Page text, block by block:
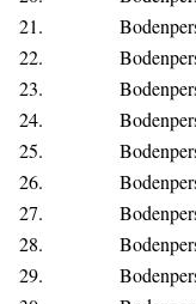
21.
22.
23.
24.
25.
26.
27.
28.
29.